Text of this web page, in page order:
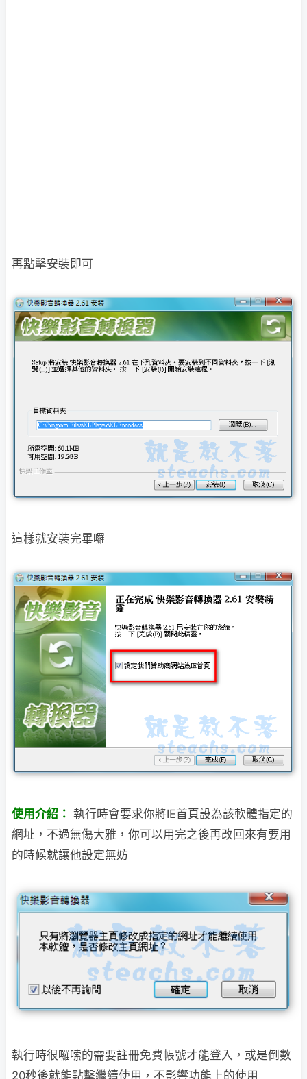
再點擊安裝即可
這樣就安裝完畢囉
使用介紹： 執行時會要求你將IE首頁設為該軟體指定的
網址，不過無傷大雅，你可以用完之後再改回來有要用
的時候就讓他設定無妨
執行時很囉嗦的需要註冊免費帳號才能登入，或是倒數
20秒後就能點擊繼續使用，不影響功能上的使用